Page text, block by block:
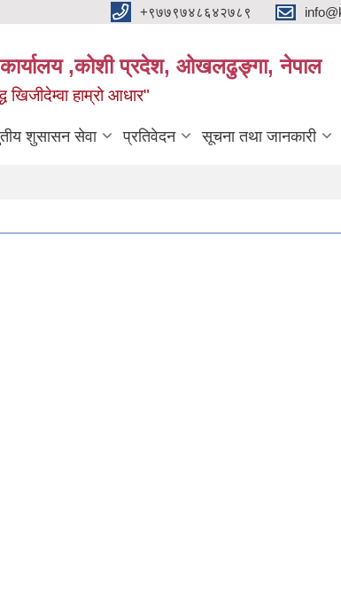
+९७७९७४८६४२७८९
कार्यालय ,कोशी प्रदेश, ओखलढुङ्गा, नेपाल
हाम्रो आधार"
शुसासन सेवा प्रतिवेदन सूचना तथा जानकारी